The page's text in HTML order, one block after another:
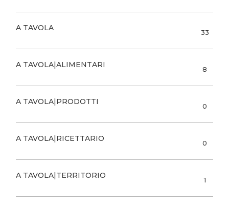
A TAVOLA 33
A TAVOLA|ALIMENTARI 8
A TAVOLA|PRODOTTI 0
A TAVOLA|RICETTARIO 0
A TAVOLA|TERRITORIO 1